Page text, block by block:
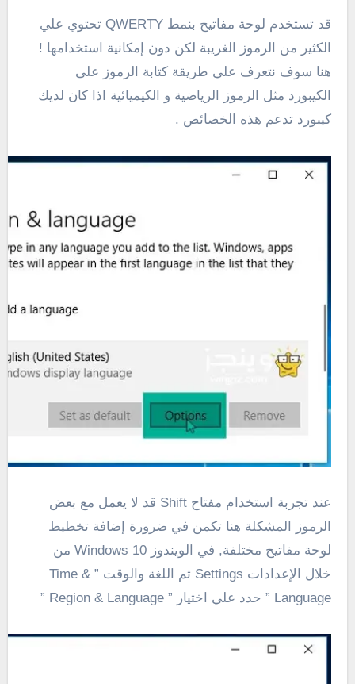
قد تستخدم لوحة مفاتيح بنمط QWERTY تحتوي علي
الكثير من الرموز الغريبة لكن دون إمكانية استخدامها !
هنا سوف نتعرف علي طريقة كتابة الرموز على
الكيبورد مثل الرموز الرياضية و الكيميائية اذا كان لديك
كيبورد تدعم هذه الخصائص .
عند تجربة استخدام مفتاح Shift قد لا يعمل مع بعض
الرموز المشكلة هنا تكمن في ضرورة إضافة تخطيط
لوحة مفاتيح مختلفة, في الويندوز Windows 10 من
خلال الإعدادات Settings ثم اللغة والوقت ” Time &
Language ” حدد علي اختيار ” Region & Language ”